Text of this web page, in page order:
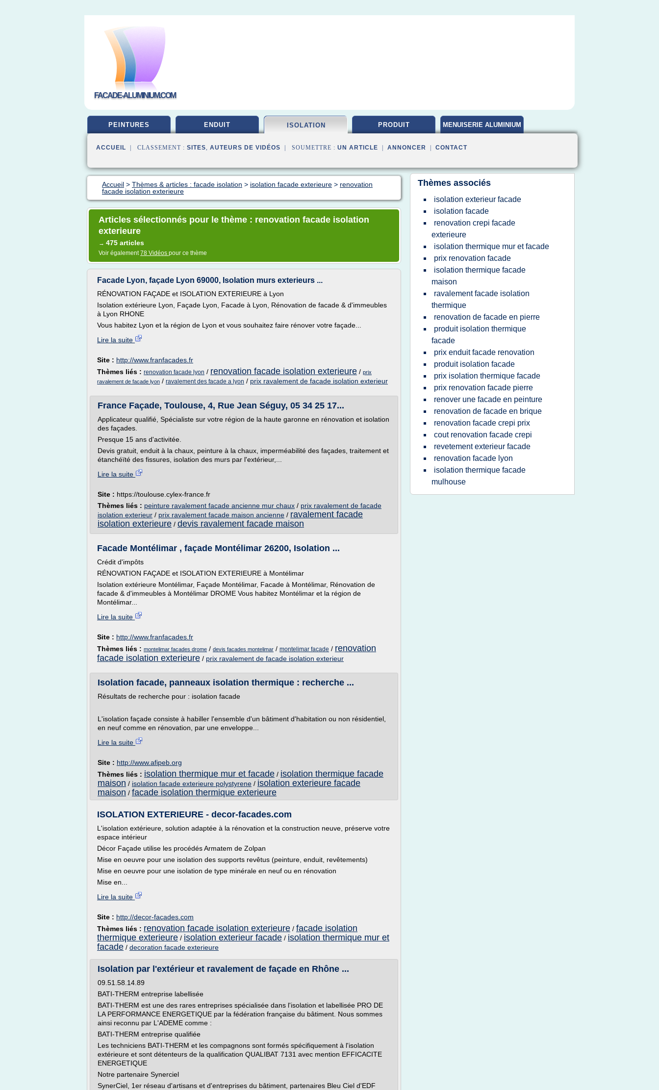
FACADE-ALUMINIUM.COM
PEINTURES ENDUIT ISOLATION PRODUIT MENUISERIE ALUMINIUM
ACCUEIL | CLASSEMENT : SITES, AUTEURS DE VIDÉOS | SOUMETTRE : UN ARTICLE ANNONCER CONTACT
Accueil > Thèmes & articles : facade isolation > isolation facade exterieure > renovation
facade isolation exterieure
Articles sélectionnés pour le thème : renovation facade isolation
exterieure
→ 475 articles
Voir également78 Vidéos pour ce thème
Facade Lyon, façade Lyon 69000, Isolation murs exterieurs ...
RÉNOVATION FAÇADE et ISOLATION EXTERIEURE à Lyon
Isolation extérieure Lyon, Façade Lyon, Facade à Lyon, Rénovation de facade & d'immeubles
à Lyon RHONE
Vous habitez Lyon et la région de Lyon et vous souhaitez faire rénover votre façade...
Lire la suite
Site : http://www.franfacades.fr
Thèmes liés : renovation facade lyon / renovation facade isolation exterieure / prix
ravalement de facade lyon / ravalement des facade a lyon / prix ravalement de facade isolation exterieur
France Façade, Toulouse, 4, Rue Jean Séguy, 05 34 25 17...
Applicateur qualifié, Spécialiste sur votre région de la haute garonne en rénovation et isolation
des façades.
Presque 15 ans d'activitée.
Devis gratuit, enduit à la chaux, peinture à la chaux, imperméabilité des façades, traitement et
étanchéïté des fissures, isolation des murs par l'extérieur,...
Lire la suite
Site : https://toulouse.cylex-france.fr
Thèmes liés : peinture ravalement facade ancienne mur chaux / prix ravalement de facade
isolation exterieur / prix ravalement facade maison ancienne / ravalement facade
isolation exterieure / devis ravalement facade maison
Facade Montélimar , façade Montélimar 26200, Isolation ...
Crédit d'impôts
RÉNOVATION FAÇADE et ISOLATION EXTERIEURE à Montélimar
Isolation extérieure Montélimar, Façade Montélimar, Facade à Montélimar, Rénovation de
facade & d'immeubles à Montélimar DROME Vous habitez Montélimar et la région de
Montélimar...
Lire la suite
Site : http://www.franfacades.fr
Thèmes liés : montelimar facades drome / devis facades montelimar / montelimar facade / renovation
facade isolation exterieure / prix ravalement de facade isolation exterieur
Isolation facade, panneaux isolation thermique : recherche ...
Résultats de recherche pour : isolation facade
L'isolation façade consiste à habiller l'ensemble d'un bâtiment d'habitation ou non résidentiel,
en neuf comme en rénovation, par une enveloppe...
Lire la suite
Site : http://www.afipeb.org
Thèmes liés : isolation thermique mur et facade / isolation thermique facade
maison / isolation facade exterieure polystyrene / isolation exterieure facade
maison / facade isolation thermique exterieure
ISOLATION EXTERIEURE - decor-facades.com
L'isolation extérieure, solution adaptée à la rénovation et la construction neuve, préserve votre
espace intérieur
Décor Façade utilise les procédés Armatem de Zolpan
Mise en oeuvre pour une isolation des supports revêtus (peinture, enduit, revêtements)
Mise en oeuvre pour une isolation de type minérale en neuf ou en rénovation
Mise en...
Lire la suite
Site : http://decor-facades.com
Thèmes liés : renovation facade isolation exterieure / facade isolation
thermique exterieure / isolation exterieur facade / isolation thermique mur et
facade / decoration facade exterieure
Isolation par l'extérieur et ravalement de façade en Rhône ...
09.51.58.14.89
BATI-THERM entreprise labellisée
BATI-THERM est une des rares entreprises spécialisée dans l'isolation et labellisée PRO DE
LA PERFORMANCE ENERGETIQUE par la fédération française du bâtiment. Nous sommes
ainsi reconnu par L'ADEME comme :
BATI-THERM entreprise qualifiée
Les techniciens BATI-THERM et les compagnons sont formés spécifiquement à l'isolation
extérieure et sont détenteurs de la qualification QUALIBAT 7131 avec mention EFFICACITE
ENERGETIQUE
Notre partenaire Synerciel
SynerCiel, 1er réseau d'artisans et d'entreprises du bâtiment, partenaires Bleu Ciel d'EDF
Thèmes associés
isolation exterieur facade
isolation facade
renovation crepi facade
exterieure
isolation thermique mur et facade
prix renovation facade
isolation thermique facade
maison
ravalement facade isolation
thermique
renovation de facade en pierre
produit isolation thermique
facade
prix enduit facade renovation
produit isolation facade
prix isolation thermique facade
prix renovation facade pierre
renover une facade en peinture
renovation de facade en brique
renovation facade crepi prix
cout renovation facade crepi
revetement exterieur facade
renovation facade lyon
isolation thermique facade
mulhouse